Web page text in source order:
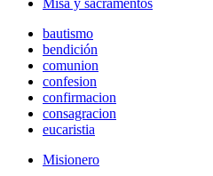
Misa y sacramentos
bautismo
bendición
comunion
confesion
confirmacion
consagracion
eucaristia
Misionero